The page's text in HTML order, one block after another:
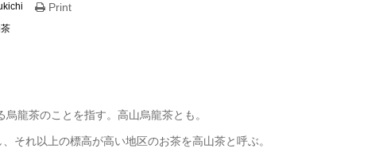
Print
龍茶のことを指す。高山烏龍茶とも。
それ以上の標高が高い地区のお茶を高山茶と呼ぶ。